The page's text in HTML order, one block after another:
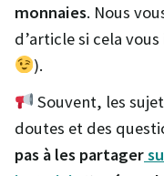
monnaies. Nous
d’article si cela
).
Souvent, les
doutes et des
pas à les partager